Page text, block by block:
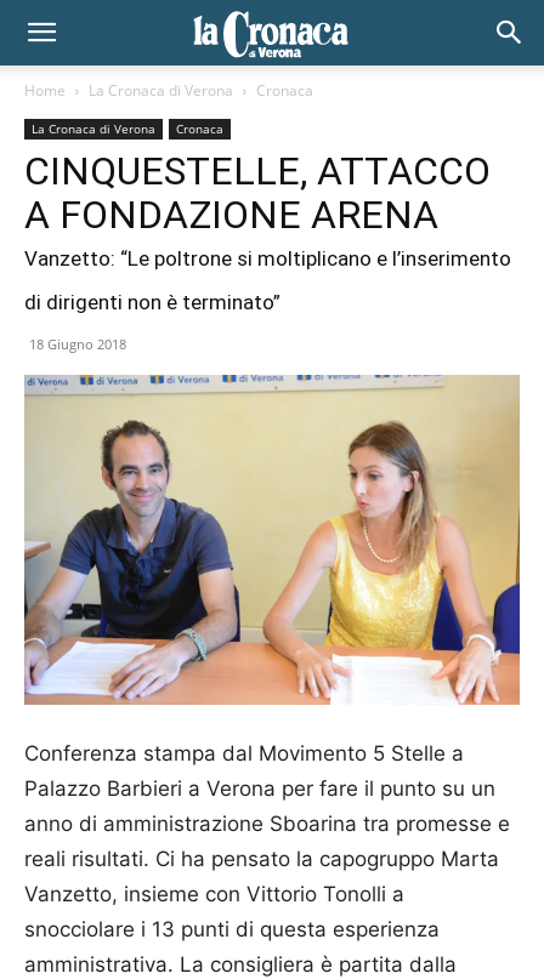
Home La Cronaca di Verona Cronaca
La Cronaca di Verona Cronaca
CINQUESTELLE, ATTACCO
A FONDAZIONE ARENA
Vanzetto: “Le poltrone si moltiplicano e l’inserimento
di dirigenti non è terminato”
18 Giugno 2018
Conferenza stampa dal Movimento 5 Stelle a
Palazzo Barbieri a Verona per fare il punto su un
anno di amministrazione Sboarina tra promesse e
reali risultati. Ci ha pensato la capogruppo Marta
Vanzetto, insieme con Vittorio Tonolli a
snocciolare i 13 punti di questa esperienza
amministrativa. La consigliera è partita dalla